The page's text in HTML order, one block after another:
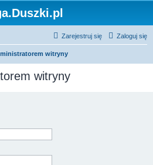
Zaloguj się
Zarejestruj się
witryny
witryny